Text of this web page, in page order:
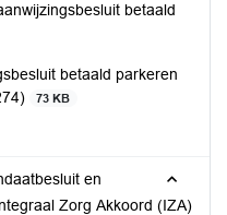
betaald
betaald parkeren
73 KB
en
Zorg Akkoord (IZA)